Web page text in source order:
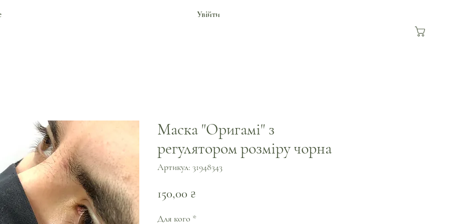
Увійти
Маска "Оригамі" з
регулятором розміру чорна
Артикул: 31948343
150,00 ₴
Для кого *